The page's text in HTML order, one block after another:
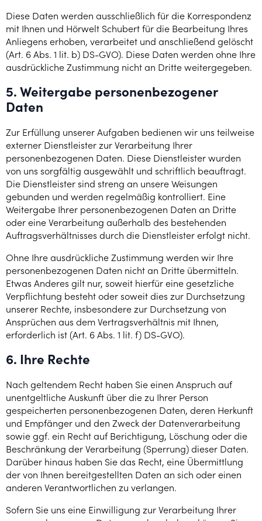
Diese Daten werden ausschließlich für die Korrespondenz
mit Ihnen und Hörwelt Schubert für die Bearbeitung Ihres
Anliegens erhoben, verarbeitet und anschließend gelöscht
(Art. 6 Abs. 1 lit. b) DS-GVO). Diese Daten werden ohne Ihre
ausdrückliche Zustimmung nicht an Dritte weitergegeben.
5. Weitergabe personenbezogener
Daten
Zur Erfüllung unserer Aufgaben bedienen wir uns teilweise
externer Dienstleister zur Verarbeitung Ihrer
personenbezogenen Daten. Diese Dienstleister wurden
von uns sorgfältig ausgewählt und schriftlich beauftragt.
Die Dienstleister sind streng an unsere Weisungen
gebunden und werden regelmäßig kontrolliert. Eine
Weitergabe Ihrer personenbezogenen Daten an Dritte
oder eine Verarbeitung außerhalb des bestehenden
Auftragsverhältnisses durch die Dienstleister erfolgt nicht.
Ohne Ihre ausdrückliche Zustimmung werden wir Ihre
personenbezogenen Daten nicht an Dritte übermitteln.
Etwas Anderes gilt nur, soweit hierfür eine gesetzliche
Verpflichtung besteht oder soweit dies zur Durchsetzung
unserer Rechte, insbesondere zur Durchsetzung von
Ansprüchen aus dem Vertragsverhältnis mit Ihnen,
erforderlich ist (Art. 6 Abs. 1 lit. f) DS-GVO).
6. Ihre Rechte
Nach geltendem Recht haben Sie einen Anspruch auf
unentgeltliche Auskunft über die zu Ihrer Person
gespeicherten personenbezogenen Daten, deren Herkunft
und Empfänger und den Zweck der Datenverarbeitung
sowie ggf. ein Recht auf Berichtigung, Löschung oder die
Beschränkung der Verarbeitung (Sperrung) dieser Daten.
Darüber hinaus haben Sie das Recht, eine Übermittlung
der von Ihnen bereitgestellten Daten an sich oder einen
anderen Verantwortlichen zu verlangen.
Sofern Sie uns eine Einwilligung zur Verarbeitung Ihrer